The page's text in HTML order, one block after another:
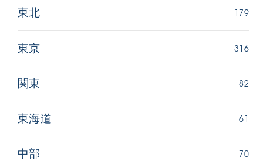
東北 179
東京 316
関東 82
東海道 61
中部 70